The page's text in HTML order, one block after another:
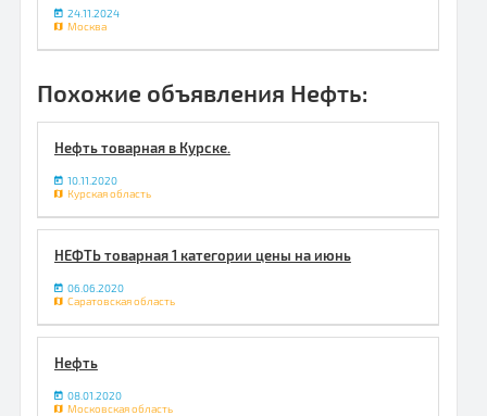
24.11.2024
Москва
Похожие объявления Нефть:
Нефть товарная в Курске.
10.11.2020
Курская область
НЕФТЬ товарная 1 категории цены на июнь
06.06.2020
Саратовская область
Нефть
08.01.2020
Московская область